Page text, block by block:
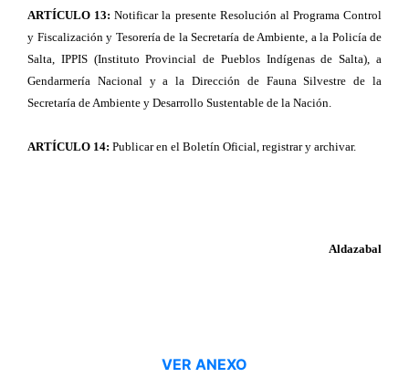
ARTÍCULO 13: Notificar la presente Resolución al Programa Control
y Fiscalización y Tesorería de la Secretaría de Ambiente, a la Policía de
Salta, IPPIS (Instituto Provincial de Pueblos Indígenas de Salta), a
Gendarmería Nacional y a la Dirección de Fauna Silvestre de la
Secretaría de Ambiente y Desarrollo Sustentable de la Nación.
ARTÍCULO 14: Publicar en el Boletín Oficial, registrar y archivar.
Aldazabal
VER ANEXO